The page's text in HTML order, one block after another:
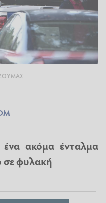
ένα ακόμα ένταλμα
σε φυλακή